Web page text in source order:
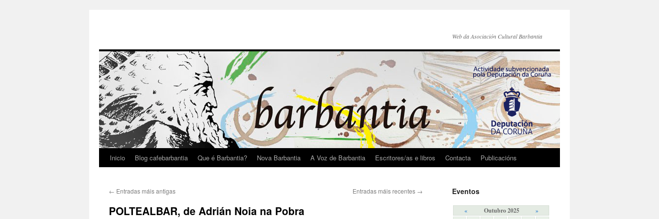
Web da Asociación Cultural Barbantia
Saltar
contido
Inicio Blog cafebarbantia Que é Barbantia? Nova Barbantia A Voz de Barbantia Escritores/as e libros Contacta Publicacións
← Entradas máis antigas Entradas máis recentes →
POLTEALBAR, de Adrián Noia na Pobra
Eventos
« Outubro 2025 »